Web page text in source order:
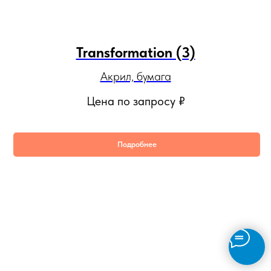
Transformation (3)
Акрил, бумага
Цена по запросу ₽
Подробнее